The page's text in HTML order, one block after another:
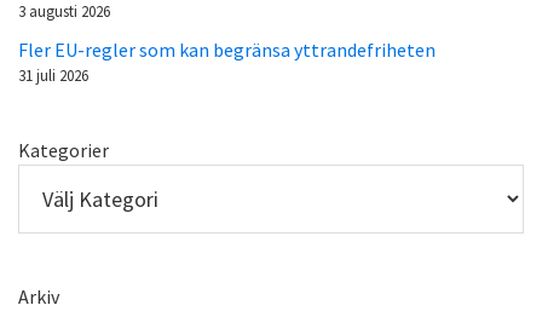
3 augusti 2026
Fler EU-regler som kan begränsa yttrandefriheten
31 juli 2026
Kategorier
Arkiv